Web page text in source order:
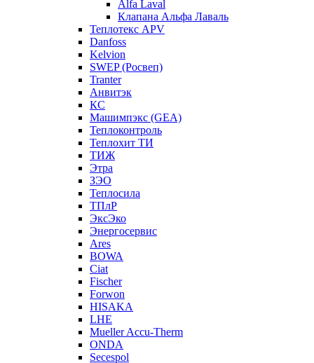
Alfa Laval
Клапана Альфа Лаваль
Теплотекс APV
Danfoss
Kelvion
SWEP (Росвеп)
Tranter
Анвитэк
КС
Машимпэкс (GEA)
Теплоконтроль
Теплохит ТИ
ТИЖ
Этра
ЗЭО
Теплосила
ТПлР
ЭксЭко
Энергосервис
Ares
BOWA
Ciat
Fischer
Forwon
HISAKA
LHE
Mueller Accu-Therm
ONDA
Secespol